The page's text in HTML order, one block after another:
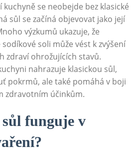
se neobejde bez klasické
sůl se začíná objevovat jako její
výzkumů ukazuje, že
soli může vést k zvýšení
zdraví ohrožujících stavů.
nahrazuje klasickou sůl,
pokrmů, ale také pomáhá v boji
zdravotním účinkům.
funguje v